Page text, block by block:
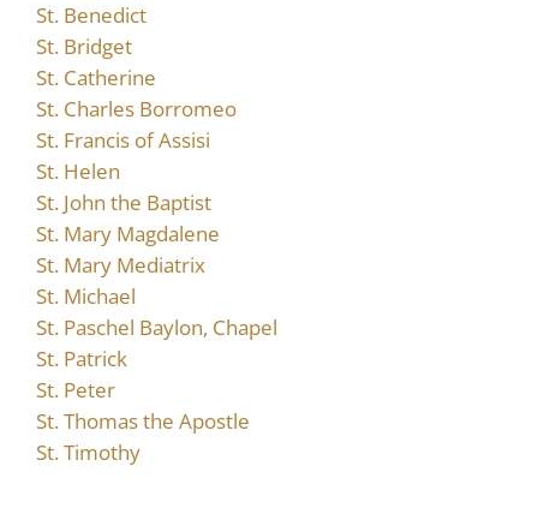
St. Benedict
St. Bridget
St. Catherine
St. Charles Borromeo
St. Francis of Assisi
St. Helen
St. John the Baptist
St. Mary Magdalene
St. Mary Mediatrix
St. Michael
St. Paschel Baylon, Chapel
St. Patrick
St. Peter
St. Thomas the Apostle
St. Timothy